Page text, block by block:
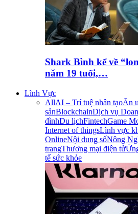
Shark Bình kể về
năm 19 tuổi,…
Lĩnh Vực
AllAI – Trí tuệ nhân tạoĂn
sảnBlockchainDịch vụ
đìnhDu lịchFintechGame
Internet of thingsLĩnh vực
OnlineNội dung sốNông
trangThương mại điện tử
tế sức khỏe